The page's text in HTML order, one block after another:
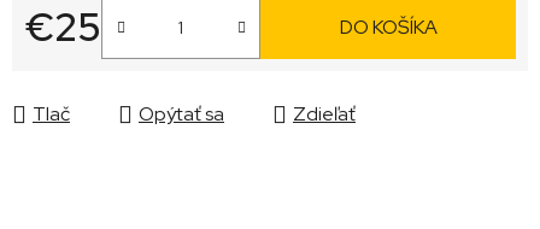
€25
Jednotková cena:
DO KOŠÍKA
Tlač Opýtať sa Zdieľať